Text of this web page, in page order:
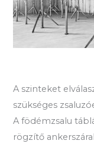
A szinteket
szükséges
A födémzsalu
rögzítő